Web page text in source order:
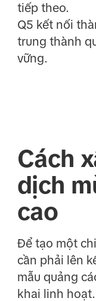
tiếp theo.
Q5 kết nối
trung thành
vững.
Cách
dịch
cao
Để tạo một
cần phải lên
mẫu quảng
khai linh